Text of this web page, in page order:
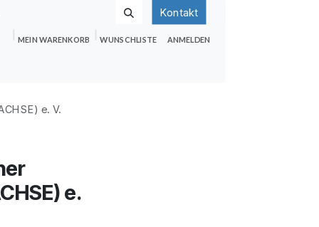
Kontakt
MEIN WARENKORB WUNSCHLISTE ANMELDEN
e. V.
e.